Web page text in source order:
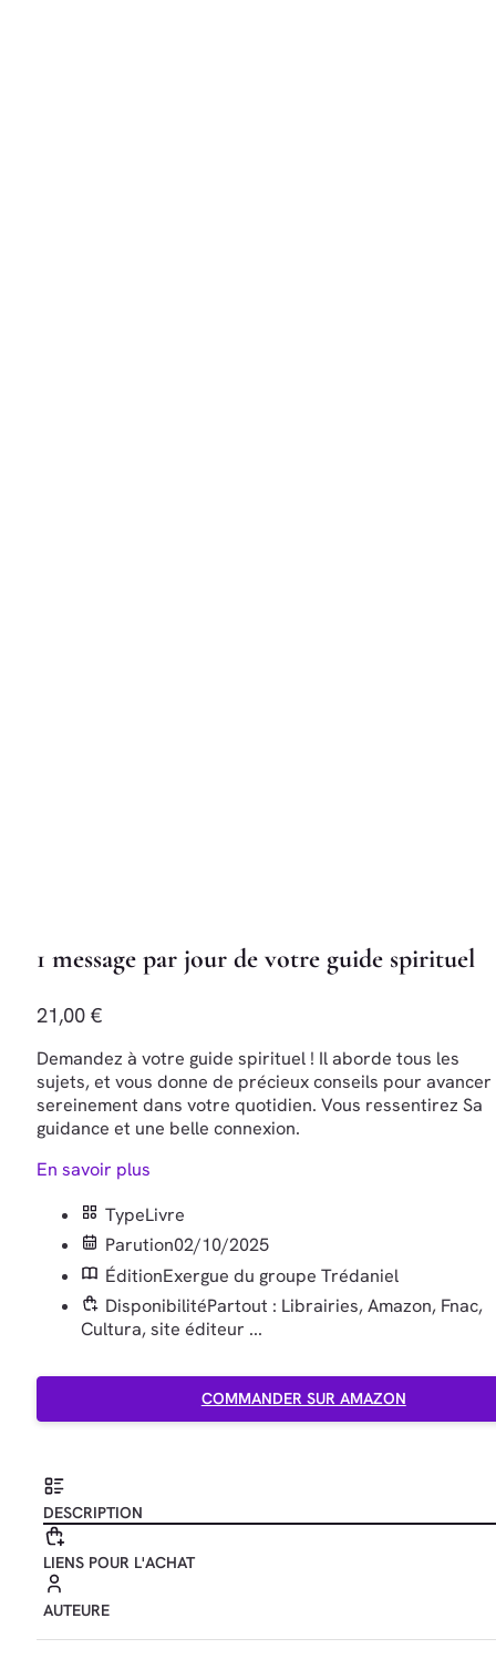
1 message par jour de votre guide spirituel
21,00 €
Demandez à votre guide spirituel ! Il aborde tous les
sujets, et vous donne de précieux conseils pour avancer
sereinement dans votre quotidien. Vous ressentirez Sa
guidance et une belle connexion.
En savoir plus
TypeLivre
Parution02/10/2025
ÉditionExergue du groupe Trédaniel
DisponibilitéPartout : Librairies, Amazon, Fnac,
Cultura, site éditeur ...
COMMANDER SUR AMAZON
DESCRIPTION
LIENS POUR L'ACHAT
AUTEURE